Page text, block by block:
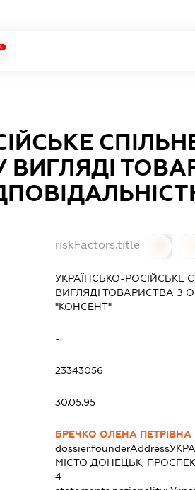
ВИГЛЯДІ
riskFactors.title
УКРАЇНСЬКО-РОСІЙСЬКЕ
ВИГЛЯДІ ТОВАРИСТВА З
"КОНСЕНТ"
-
23343056
30.05.95
БРЕЧКО ОЛЕНА ПЕТРІВНА
dossier.founderAddress
МІСТО ДОНЕЦЬК,
4